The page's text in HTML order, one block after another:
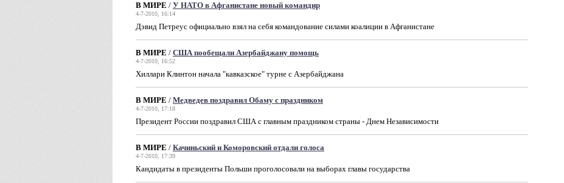
В МИРЕ / У НАТО в Афганистане новый командир
4-7-2010, 16:14
Дэвид Петреус официально взял на себя командование силами коалиции в Афганистане
В МИРЕ / США пообещали Азербайджану помощь
4-7-2010, 16:52
Хиллари Клинтон начала "кавказское" турне с Азербайджана
В МИРЕ / Медведев поздравил Обаму с праздником
4-7-2010, 17:18
Президент России поздравил США с главным праздником страны - Днем Независимости
В МИРЕ / Качиньский и Коморовский отдали голоса
4-7-2010, 17:39
Кандидаты в президенты Польши проголосовали на выборах главы государства